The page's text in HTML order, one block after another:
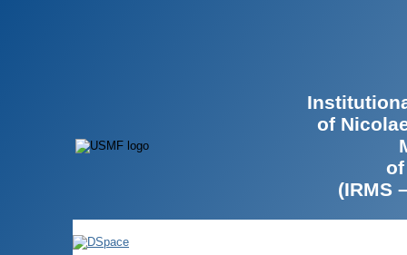
of
(IRMS